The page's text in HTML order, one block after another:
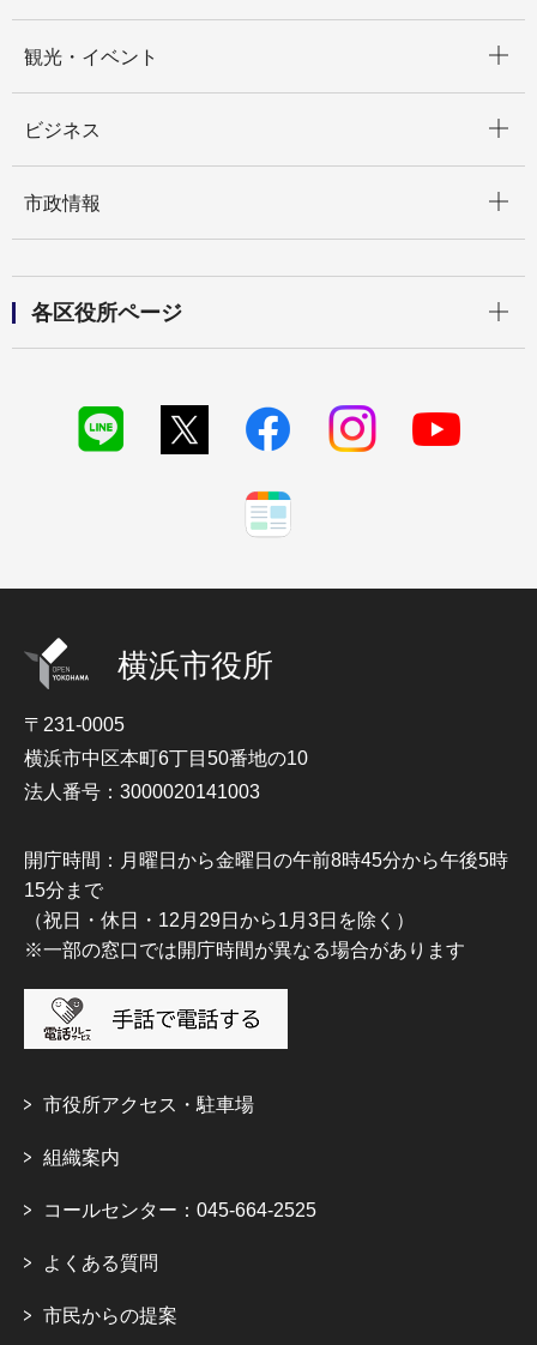
観光・イベント
ビジネス
市政情報
各区役所ページ
横浜市役所
〒231-0005
横浜市中区本町6丁目50番地の10
法人番号：3000020141003
開庁時間：月曜日から金曜日の午前8時45分から午後5時
15分まで
（祝日・休日・12月29日から1月3日を除く）
※一部の窓口では開庁時間が異なる場合があります
市役所アクセス・駐車場
組織案内
コールセンター：045-664-2525
よくある質問
市民からの提案